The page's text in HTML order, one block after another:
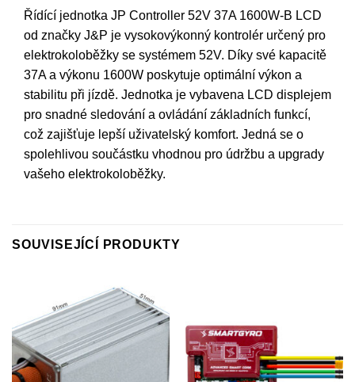
Řídící jednotka JP Controller 52V 37A 1600W-B LCD
od značky J&P je vysokovýkonný kontrolér určený pro
elektrokoloběžky se systémem 52V. Díky své kapacitě
37A a výkonu 1600W poskytuje optimální výkon a
stabilitu při jízdě. Jednotka je vybavena LCD displejem
pro snadné sledování a ovládání základních funkcí,
což zajišťuje lepší uživatelský komfort. Jedná se o
spolehlivou součástku vhodnou pro údržbu a upgrady
vašeho elektrokoloběžky.
SOUVISEJÍCÍ PRODUKTY